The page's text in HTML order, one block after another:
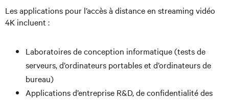
Les applications pour l’accès à distance en streaming vidéo
4K incluent :
Laboratoires de conception informatique (tests de
serveurs, d’ordinateurs portables et d’ordinateurs de
bureau)
Applications d’entreprise R&D, de confidentialité des